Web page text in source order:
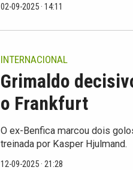
02-09-2025 · 14:11
INTERNACIONAL
Grimaldo
o Frankfurt
O ex-Benfica marcou dois
treinada por Kasper Hjulmand.
12-09-2025 · 21:28